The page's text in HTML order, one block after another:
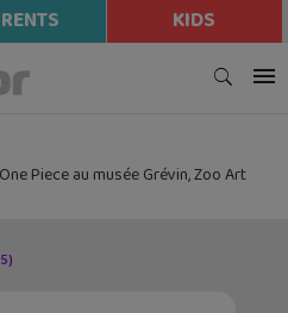
KIDS
Piece au musée Grévin, Zoo Art